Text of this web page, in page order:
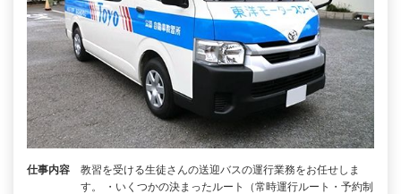
仕事内容
教習を受ける生徒さんの送迎バスの運行業務をお任せしま
す。 ・いくつかの決まったルート（常時運行ルート・予約制